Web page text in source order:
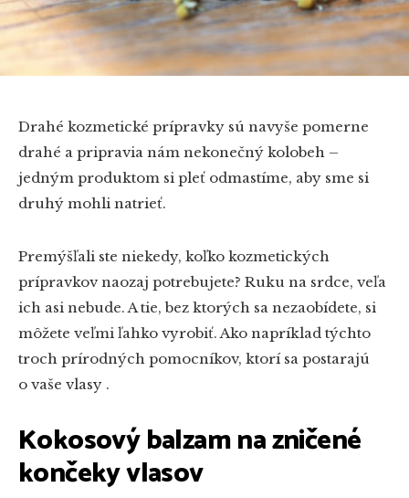
Drahé kozmetické prípravky sú navyše pomerne
drahé a pripravia nám nekonečný kolobeh –
jedným produktom si pleť odmastíme, aby sme si
druhý mohli natrieť.
Premýšľali ste niekedy, koľko kozmetických
prípravkov naozaj potrebujete? Ruku na srdce, veľa
ich asi nebude. A tie, bez ktorých sa nezaobídete, si
môžete veľmi ľahko vyrobiť. Ako napríklad týchto
troch prírodných pomocníkov, ktorí sa postarajú
o vaše vlasy .
Kokosový balzam na zničené
končeky vlasov